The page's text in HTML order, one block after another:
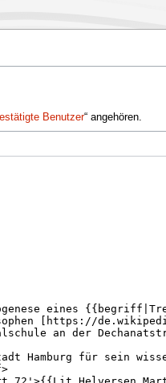
Benutzer“ angehören.